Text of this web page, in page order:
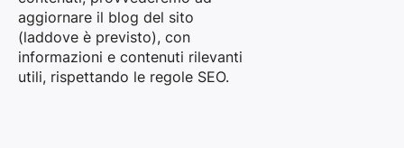
aggiornare il blog del sito
(laddove è previsto), con
informazioni e contenuti rilevanti
utili, rispettando le regole SEO.